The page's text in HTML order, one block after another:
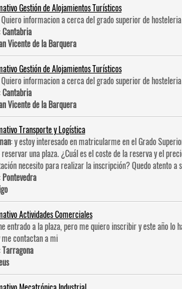
Gestión de Alojamientos Turísticos
informacion a cerca del grado superior de
Cantabria
Vicente de la Barquera
Gestión de Alojamientos Turísticos
informacion a cerca del grado superior de
Cantabria
Vicente de la Barquera
Transporte y Logística
: y estoy interesado en matricularme en el Grado
una plaza. ¿Cuál es el coste de la reserva y el
necesito para realizar la inscripción? Quedo atento a
Pontevedra
Actividades Comerciales
entrado a la plaza, pero me quiero inscribir y este año lo
contactan a mi
Tarragona